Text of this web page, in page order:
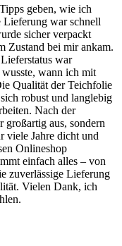
geben, wie ich
Lieferung war schnell
sicher verpackt
Zustand bei mir ankam.
war
wann ich mit
Qualität der Teichfolie
robust und langlebig
Nach der
großartig aus, sondern
viele Jahre dicht und
Onlineshop
einfach alles – von
zuverlässige Lieferung
Vielen Dank, ich